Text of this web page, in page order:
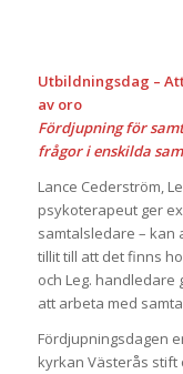
Utbildningsdag –
av oro
Fördjupning för
frågor i enskilda
Lance Cederström,
psykoterapeut ger
samtalsledare – kan
tillit till att det finns
och Leg. handledare
att arbeta med
Fördjupningsdagen
kyrkan Västerås